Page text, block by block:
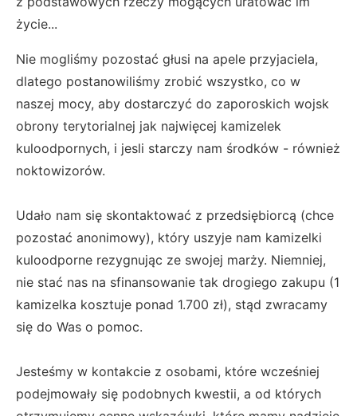
życie...
Nie mogliśmy pozostać głusi na apele przyjaciela,
dlatego postanowiliśmy zrobić wszystko, co w
naszej mocy, aby dostarczyć do zaporoskich wojsk
obrony terytorialnej jak najwięcej kamizelek
kuloodpornych, i jesli starczy nam środków - również
noktowizorów.
Udało nam się skontaktować z przedsiębiorcą (chce
pozostać anonimowy), który uszyje nam kamizelki
kuloodporne rezygnując ze swojej marży. Niemniej,
nie stać nas na sfinansowanie tak drogiego zakupu (1
kamizelka kosztuje ponad 1.700 zł), stąd zwracamy
się do Was o pomoc.
Jesteśmy w kontakcie z osobami, które wcześniej
podejmowały się podobnych kwestii, a od których